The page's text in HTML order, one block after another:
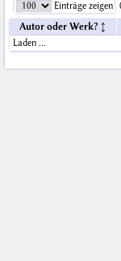
Einträge zeigen
Autor oder Werk?
Laden …